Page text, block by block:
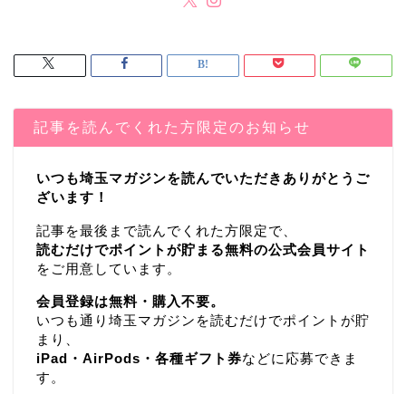
記事を読んでくれた方限定のお知らせ
いつも埼玉マガジンを読んでいただきありがとうご
ざいます！
記事を最後まで読んでくれた方限定で、
読むだけでポイントが貯まる無料の公式会員サイト
をご用意しています。
会員登録は無料・購入不要。
いつも通り埼玉マガジンを読むだけでポイントが貯
まり、
iPad・AirPods・各種ギフト券などに応募できま
す。